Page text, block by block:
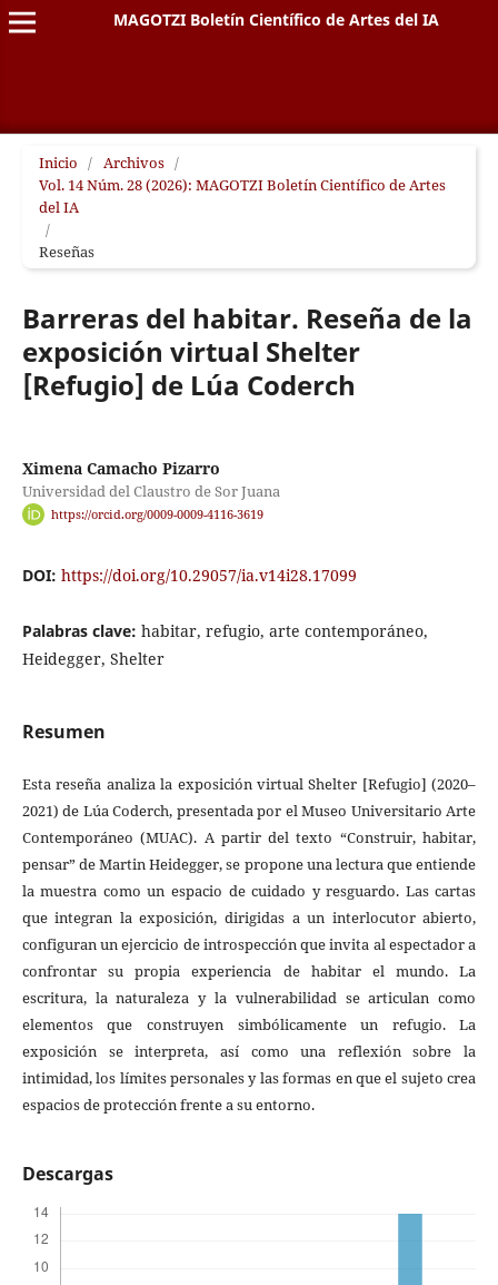
MAGOTZI Boletín Científico de Artes del IA
Inicio / Archivos /
Vol. 14 Núm. 28 (2026): MAGOTZI Boletín Científico de Artes
del IA
/
Reseñas
Barreras del habitar. Reseña de la
exposición virtual Shelter
[Refugio] de Lúa Coderch
Ximena Camacho Pizarro
Universidad del Claustro de Sor Juana
https://orcid.org/0009-0009-4116-3619
DOI: https://doi.org/10.29057/ia.v14i28.17099
Palabras clave: habitar, refugio, arte contemporáneo,
Heidegger, Shelter
Resumen
Esta reseña analiza la exposición virtual Shelter [Refugio] (2020–
2021) de Lúa Coderch, presentada por el Museo Universitario Arte
Contemporáneo (MUAC). A partir del texto “Construir, habitar,
pensar” de Martin Heidegger, se propone una lectura que entiende
la muestra como un espacio de cuidado y resguardo. Las cartas
que integran la exposición, dirigidas a un interlocutor abierto,
configuran un ejercicio de introspección que invita al espectador a
confrontar su propia experiencia de habitar el mundo. La
escritura, la naturaleza y la vulnerabilidad se articulan como
elementos que construyen simbólicamente un refugio. La
exposición se interpreta, así como una reflexión sobre la
intimidad, los límites personales y las formas en que el sujeto crea
espacios de protección frente a su entorno.
Descargas